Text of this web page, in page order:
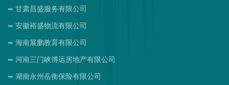
甘肃昌盛服务有限公司
安徽裕盛物流有限公司
海南展鹏教育有限公司
河南三门峡博远房地产有限公司
湖南永州岳衡保险有限公司